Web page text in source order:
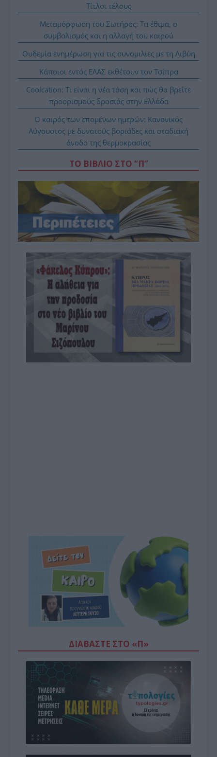
Τίτλοι τέλους
Μεταμόρφωση του Σωτήρος: Τα έθιμα, ο
συμβολισμός και η αλλαγή του καιρού
Ουδεμία ενημέρωση για τις συνομιλίες με τη Λιβύη
Κάποιοι εντός ΕΛΑΣ εκθέτουν τον Τσίπρα
Coolcation: Τι είναι η νέα τάση και πώς θα βρείτε
προορισμούς δροσιάς στην Ελλάδα
Ο καιρός των επομένων ημερών: Κανονικός
Αύγουστος με δυνατούς βοριάδες και σταδιακή
άνοδο της θερμοκρασίας
ΤΟ ΒΙΒΛΙΟ ΣΤΟ “Π”
ΔΙΑΒΆΣΤΕ ΣΤΟ «Π»